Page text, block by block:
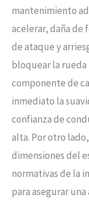
mantenimiento
acelerar, daña de
de ataque y
bloquear la
componente de
inmediato la
confianza de
alta. Por otro
dimensiones del
normativas de la
para asegurar